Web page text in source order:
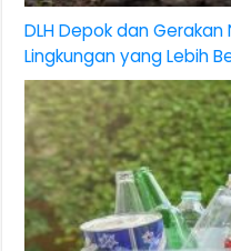
DLH Depok dan
Lingkungan yang Lebih